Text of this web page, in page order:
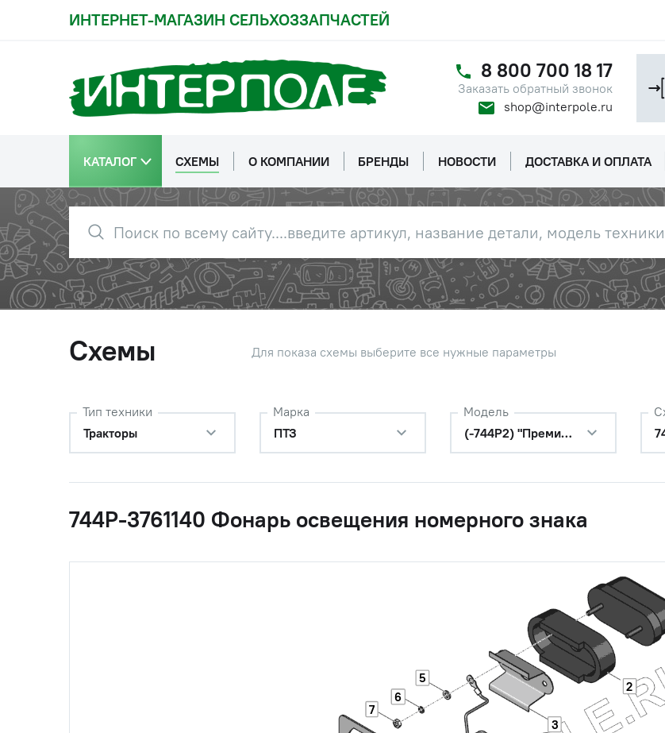
ИНТЕРНЕТ-МАГАЗИН СЕЛЬХОЗЗАПЧАСТЕЙ
8 800 700 18 17
Заказать обратный звонок
shop@interpole.ru
КАТАЛОГ СХЕМЫ О КОМПАНИИ БРЕНДЫ НОВОСТИ ДОСТАВКА И ОПЛАТА
Схемы Для показа схемы выберите все нужные параметры
Тип техники
Тракторы
Марка
ПТЗ
Модель
(-744Р2) "Премиум"
744Р-3761140 Фонарь освещения номерного знака
2
3
5
6
7